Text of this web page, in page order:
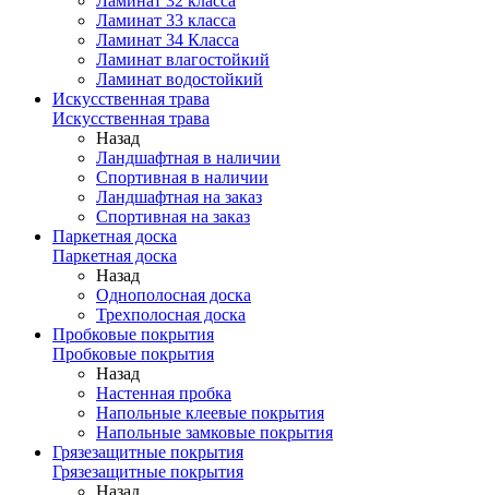
Ламинат 33 класса
Ламинат 34 Класса
Ламинат влагостойкий
Ламинат водостойкий
Искусственная трава
Искусственная трава
Назад
Ландшафтная в наличии
Спортивная в наличии
Ландшафтная на заказ
Спортивная на заказ
Паркетная доска
Паркетная доска
Назад
Однополосная доска
Трехполосная доска
Пробковые покрытия
Пробковые покрытия
Назад
Настенная пробка
Напольные клеевые покрытия
Напольные замковые покрытия
Грязезащитные покрытия
Грязезащитные покрытия
Назад